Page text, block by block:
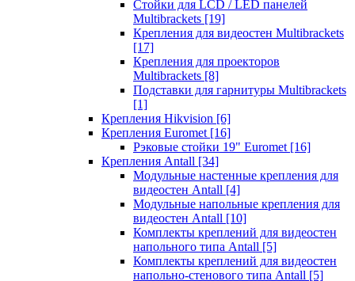
Стойки для LCD / LED панелей
Multibrackets [19]
Крепления для видеостен Multibrackets
[17]
Крепления для проекторов
Multibrackets [8]
Подставки для гарнитуры Multibrackets
[1]
Крепления Hikvision [6]
Крепления Euromet [16]
Рэковые стойки 19" Euromet [16]
Крепления Antall [34]
Модульные настенные крепления для
видеостен Antall [4]
Модульные напольные крепления для
видеостен Antall [10]
Комплекты креплений для видеостен
напольного типа Antall [5]
Комплекты креплений для видеостен
напольно-стенового типа Antall [5]